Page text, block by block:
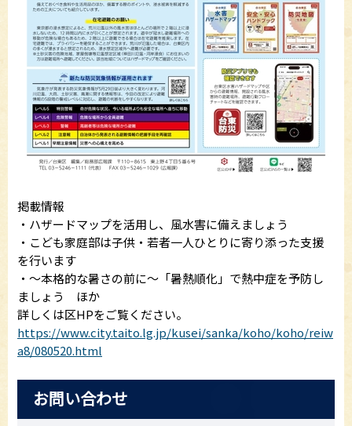
掲載情報
・ハザードマップを活用し、風水害に備えましょう
・こども家庭部は子供・若者一人ひとりに寄り添った支援
を行います
・～本格的な暑さの前に～「暑熱順化」で熱中症を予防し
ましょう ほか
詳しくは区HPをご覧ください。
https://www.city.taito.lg.jp/kusei/sanka/koho/koho/reiw
a8/080520.html
お問い合わせ